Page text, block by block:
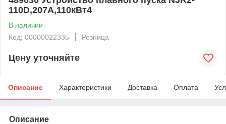
110D,207А,110кВт4
В наличии
Код: 00000022335
Розница
Цену уточняйте
Описание Характеристики Доставка Оплата
Описание